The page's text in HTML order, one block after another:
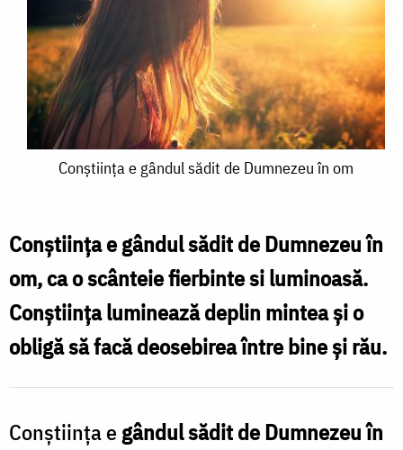
Conștiința
sădit
de
Dumnezeu
în
om
Conștiința e gândul sădit de Dumnezeu în om
Conștiința e gândul sădit de Dumnezeu în
om, ca o scânteie fierbinte si luminoasă.
Conștiința luminează deplin mintea și o
obligă să facă deosebirea între bine și rău.
Conștiința egândul sădit de Dumnezeu în